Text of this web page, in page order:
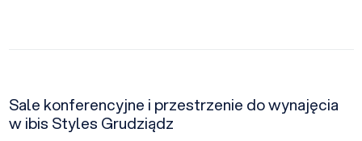
Sale konferencyjne i przestrzenie do wynajęcia
w ibis Styles Grudziądz